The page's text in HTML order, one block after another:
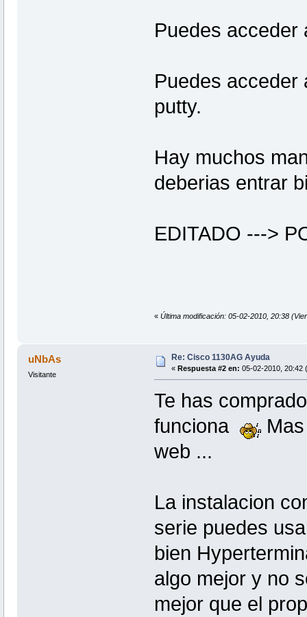
Puedes acceder
Puedes acceder
putty.
Hay muchos
deberias entrar
EDITADO --->
« Última modificación: 05-02-2010, 20:38
uNbAs
Visitante
Re: Cisco 1130AG Ayuda
« Respuesta #2 en: 05-02-2010, 20:42
Te has
funciona
Mas
web ...
La instalacion
serie puedes
bien
algo mejor y no
mejor que el